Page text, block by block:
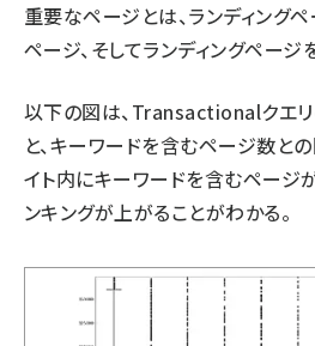
重要なページとは、ランディング
ページ、そしてランディングペー
以下の図は、Transactionalクエ
と、キーワードを含むページ数と
イト内にキーワードを含むページ
ンキングが上がることがわかる。